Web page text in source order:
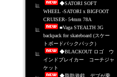
◆SATORI SOFT
WHEEL -SATORI x BIGFOOT
CRUISER- 54mm 78A
■Vaga STEALTH 3G
backpack for skateboard (スケー
トボードバックパック）
◆BLACKOUT ロゴ ウ
インドブレイカー コーチジャ
ケット
◆脂肪遊戯 デブが乗